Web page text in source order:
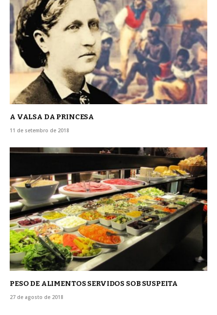
A VALSA DA PRINCESA
11 de setembro de 2018
PESO DE ALIMENTOS SERVIDOS SOB SUSPEITA
27 de agosto de 2018